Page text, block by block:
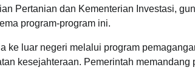
Pertanian dan Kementerian Investasi,
program-program ini.
ke luar negeri melalui program
kesejahteraan. Pemerintah memandang